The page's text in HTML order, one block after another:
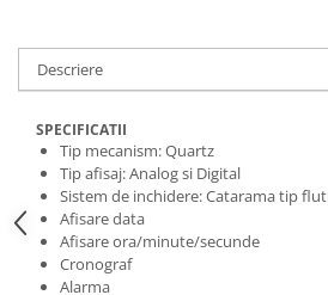
Descriere
SPECIFICATII
Tip mecanism: Quartz
Tip afisaj: Analog si Digital
Sistem de inchidere: Catarama tip
Afisare data
Afisare ora/minute/secunde
Cronograf
Alarma